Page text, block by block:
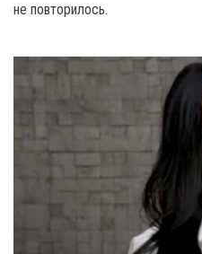
не повторилось.